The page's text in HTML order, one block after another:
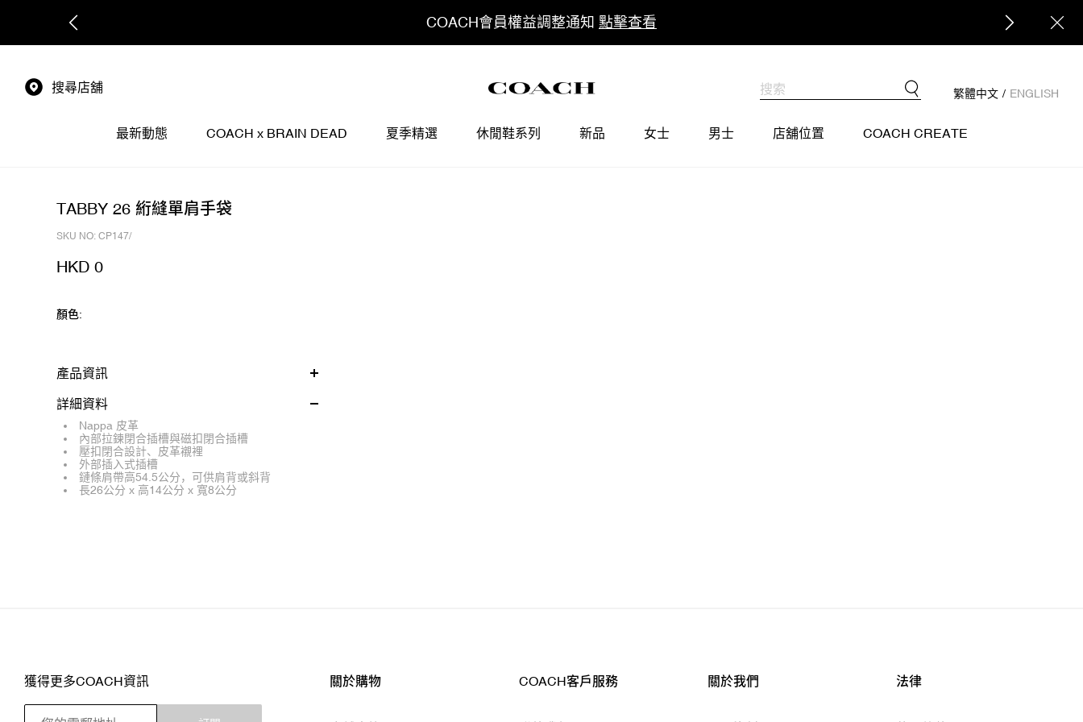
COACH會員權益調整通知 點擊查看
搜尋店舖 繁體中文 / ENGLISH
最新動態 COACH x BRAIN DEAD 夏季精選 休閒鞋系列 新品 女士 男士 店舖位置 COACH CREATE
TABBY 26 絎縫單肩手袋
SKU NO: CP147/
HKD 0
顏色:
產品資訊
詳細資料
Nappa 皮革
內部拉鍊閉合插槽與磁扣閉合插槽
壓扣閉合設計、皮革襯裡
外部插入式插槽
鏈條肩帶高54.5公分，可供肩背或斜背
長26公分 x 高14公分 x 寬8公分
獲得更多COACH資訊 關於購物 COACH客戶服務 關於我們 法律